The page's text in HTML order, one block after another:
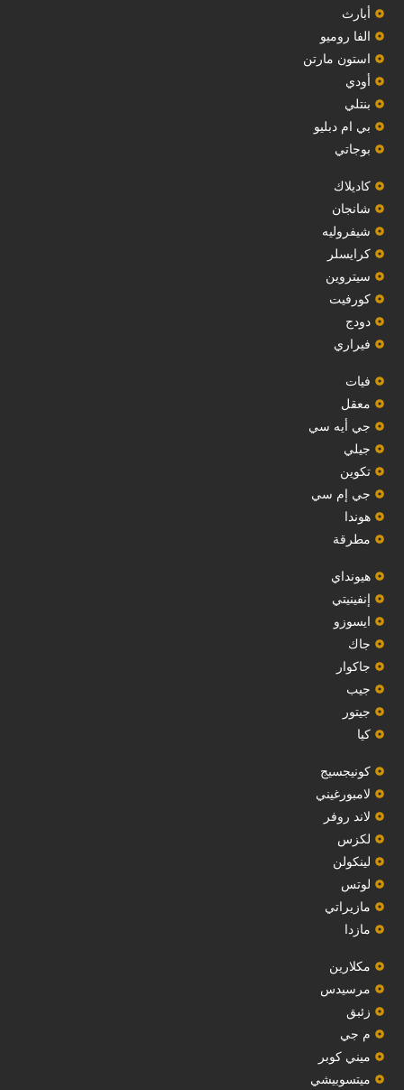
‏أبارث‏
الفا روميو
استون مارتن
أودي
بنتلي
بي ام دبليو
بوجاتي
كاديلاك
‏شانجان‏
شيفروليه
‏كرايسلر‏
سيتروين
‏كورفيت‏
دودج
فيراري
فيات
معقل
‏جي أيه سي‏
جيلي
‏تكوين‏
جي إم سي
هوندا
مطرقة
هيونداي
إنفينيتي
‏ايسوزو‏
‏جاك‏
جاكوار
جيب
‏جيتور‏
كيا
‏كونيجسيج‏
لامبورغيني
لاند روفر
لكزس
لينكولن
‏لوتس‏
مازيراتي
مازدا
مكلارين
مرسيدس
‏زئبق‏
م جي
ميني كوبر
ميتسوبيشي